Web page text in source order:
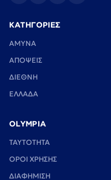
ΚΑΤΗΓΟΡΙΕΣ
ΑΜΥΝΑ
ΑΠΟΨΕΙΣ
ΔΙΕΘΝΗ
ΕΛΛΑΔΑ
OLYMPIA
TAYTOTHTA
ΟΡΟΙ ΧΡΗΣΗΣ
ΔΙΑΦΗΜΙΣΗ